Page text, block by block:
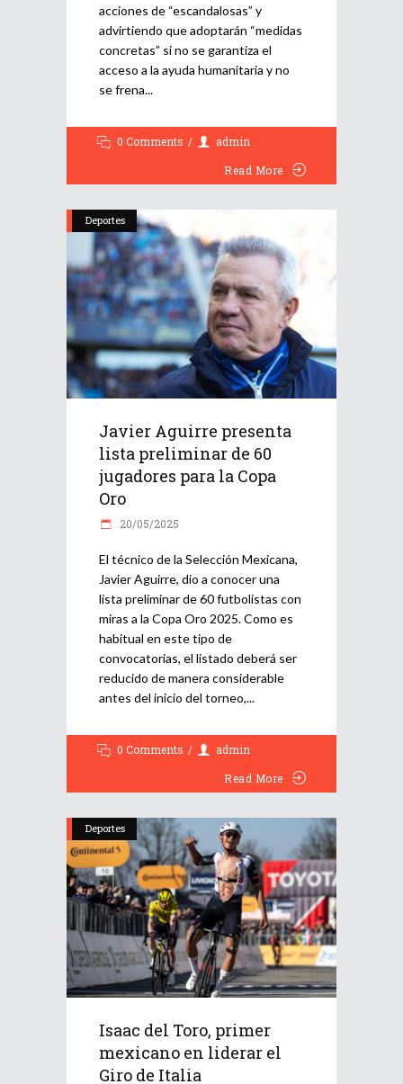
acciones de “escandalosas” y
advirtiendo que adoptarán “medidas
concretas” si no se garantiza el
acceso a la ayuda humanitaria y no
se frena
0 Comments
admin
Read More
Deportes
Javier Aguirre presenta
lista preliminar de 60
jugadores para la Copa
Oro
20/05/2025
El técnico de la Selección Mexicana,
Javier Aguirre, dio a conocer una
lista preliminar de 60 futbolistas con
miras a la Copa Oro 2025. Como es
habitual en este tipo de
convocatorias, el listado deberá ser
reducido de manera considerable
antes del inicio del torneo,
0 Comments
admin
Read More
Deportes
Isaac del Toro, primer
mexicano en liderar el
Giro de Italia